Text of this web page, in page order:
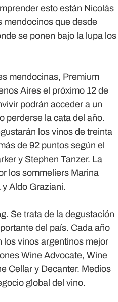
esto están Nicolás
mendocinos que desde
se ponen bajo la lupa los
mendocinas, Premium
Aires el próximo 12 de
podrán acceder a un
perderse la cata del año.
los vinos de treinta
de 92 puntos según el
y Stephen Tanzer. La
los sommeliers Marina
Aldo Graziani.
Se trata de la degustación
del país. Cada año
los vinos argentinos mejor
Wine Advocate, Wine
Cellar y Decanter. Medios
global del vino.